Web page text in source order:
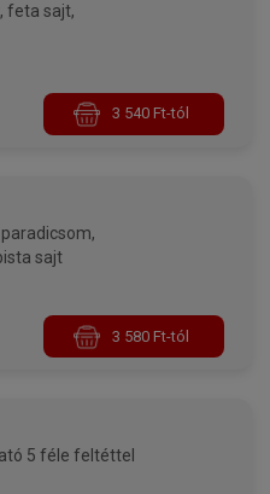
3 540 Ft-tól
sajt, trappista sajt
3 580 Ft-tól
5 féle feltéttel